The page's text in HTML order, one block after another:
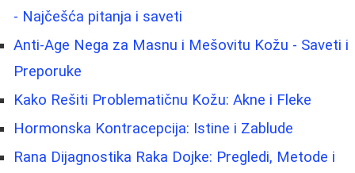
- Najčešća pitanja i saveti
Anti-Age Nega za Masnu i Mešovitu Kožu - Saveti i
Preporuke
Kako Rešiti Problematičnu Kožu: Akne i Fleke
Hormonska Kontracepcija: Istine i Zablude
Rana Dijagnostika Raka Dojke: Pregledi, Metode i